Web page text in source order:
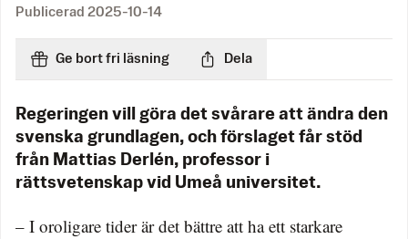
Publicerad 2025-10-14
Ge bort fri läsning Dela
Regeringen vill göra det svårare att ändra den
svenska grundlagen, och förslaget får stöd
från Mattias Derlén, professor i
rättsvetenskap vid Umeå universitet.
– I oroligare tider är det bättre att ha ett starkare